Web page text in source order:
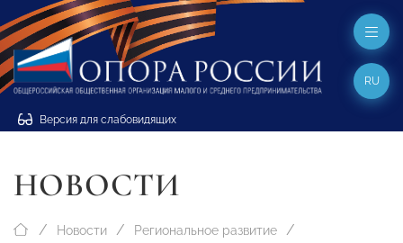
Версия для слабовидящих
RU
НОВОСТИ
Новости Региональное развитие